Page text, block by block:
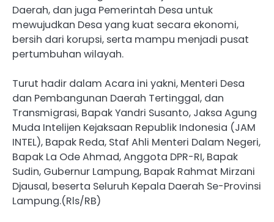
Daerah, dan juga Pemerintah Desa untuk
mewujudkan Desa yang kuat secara ekonomi,
bersih dari korupsi, serta mampu menjadi pusat
pertumbuhan wilayah.
Turut hadir dalam Acara ini yakni, Menteri Desa
dan Pembangunan Daerah Tertinggal, dan
Transmigrasi, Bapak Yandri Susanto, Jaksa Agung
Muda Intelijen Kejaksaan Republik Indonesia (JAM
INTEL), Bapak Reda, Staf Ahli Menteri Dalam Negeri,
Bapak La Ode Ahmad, Anggota DPR-RI, Bapak
Sudin, Gubernur Lampung, Bapak Rahmat Mirzani
Djausal, beserta Seluruh Kepala Daerah Se-Provinsi
Lampung.(Rls/RB)